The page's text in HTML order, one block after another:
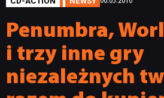
Penumbra,
i trzy inne gry
niezależnych